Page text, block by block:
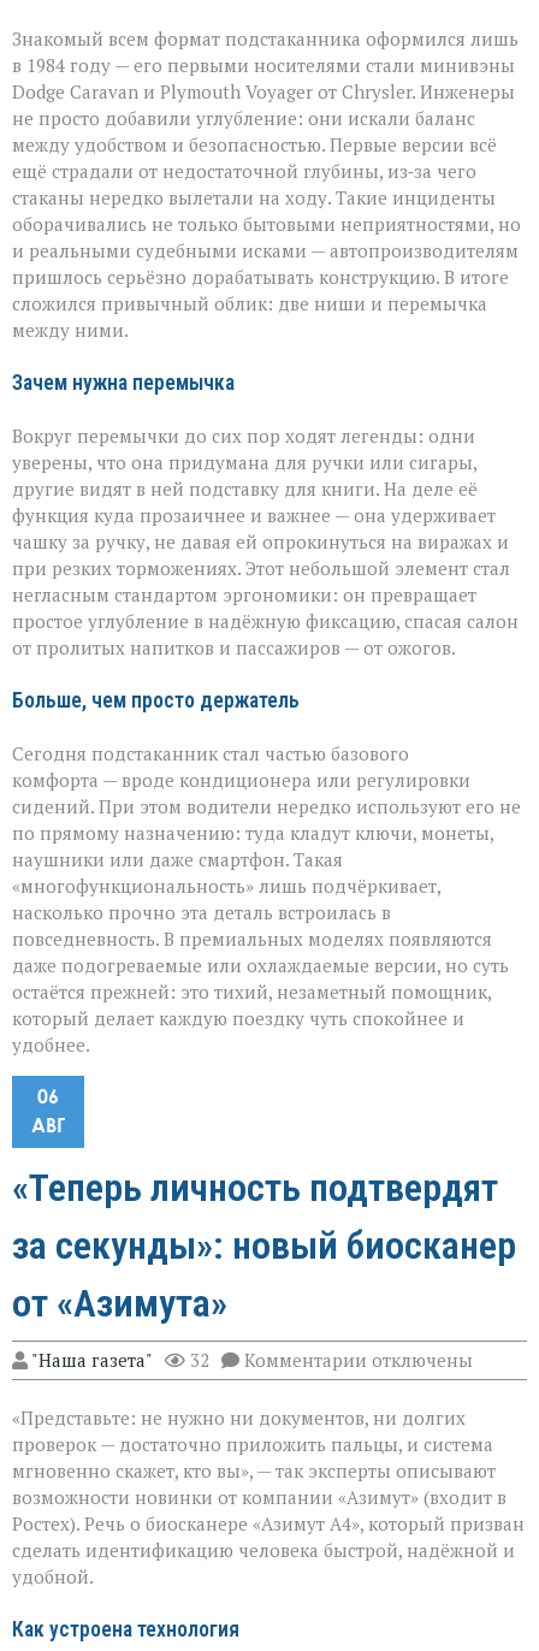
Знакомый всем формат подстаканника оформился лишь
в 1984 году — его первыми носителями стали минивэны
Dodge Caravan и Plymouth Voyager от Chrysler. Инженеры
не просто добавили углубление: они искали баланс
между удобством и безопасностью. Первые версии всё
ещё страдали от недостаточной глубины, из‑за чего
стаканы нередко вылетали на ходу. Такие инциденты
оборачивались не только бытовыми неприятностями, но
и реальными судебными исками — автопроизводителям
пришлось серьёзно дорабатывать конструкцию. В итоге
сложился привычный облик: две ниши и перемычка
между ними.
Зачем нужна перемычка
Вокруг перемычки до сих пор ходят легенды: одни
уверены, что она придумана для ручки или сигары,
другие видят в ней подставку для книги. На деле её
функция куда прозаичнее и важнее — она удерживает
чашку за ручку, не давая ей опрокинуться на виражах и
при резких торможениях. Этот небольшой элемент стал
негласным стандартом эргономики: он превращает
простое углубление в надёжную фиксацию, спасая салон
от пролитых напитков и пассажиров — от ожогов.
Больше, чем просто держатель
Сегодня подстаканник стал частью базового
комфорта — вроде кондиционера или регулировки
сидений. При этом водители нередко используют его не
по прямому назначению: туда кладут ключи, монеты,
наушники или даже смартфон. Такая
«многофункциональность» лишь подчёркивает,
насколько прочно эта деталь встроилась в
повседневность. В премиальных моделях появляются
даже подогреваемые или охлаждаемые версии, но суть
остаётся прежней: это тихий, незаметный помощник,
который делает каждую поездку чуть спокойнее и
удобнее.
06
АВГ
«Теперь личность подтвердят
за секунды»: новый биосканер
от «Азимута»
"Наша газета" 32 Комментарии к
записи
личность
подтвердят
за
секунды»:
новый
биосканер
от
«Азимута»
отключены
«Представьте: не нужно ни документов, ни долгих
проверок — достаточно приложить пальцы, и система
мгновенно скажет, кто вы», — так эксперты описывают
возможности новинки от компании «Азимут» (входит в
Ростех). Речь о биосканере «Азимут А4», который призван
сделать идентификацию человека быстрой, надёжной и
удобной.
Как устроена технология